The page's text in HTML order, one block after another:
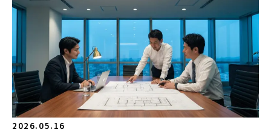
2026.05.16